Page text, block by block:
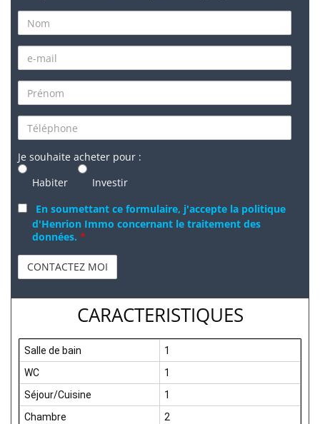
Je souhaite acheter pour :
Habiter
Investir
En soumettant ce formulaire, j'accepte la politique
d'Henrion Immo concernant le traitement des
données. *
CARACTERISTIQUES
Salle de bain
1
WC
1
Séjour/Cuisine
1
Chambre
2